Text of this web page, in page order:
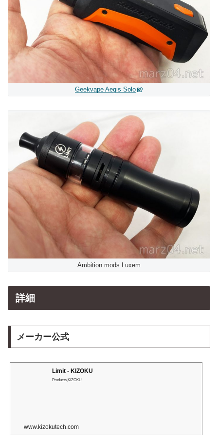
Geekvape Aegis Solo
Ambition mods Luxem
詳細
メーカー公式
Limit - KIZOKU
Products,KIZOKU
www.kizokutech.com